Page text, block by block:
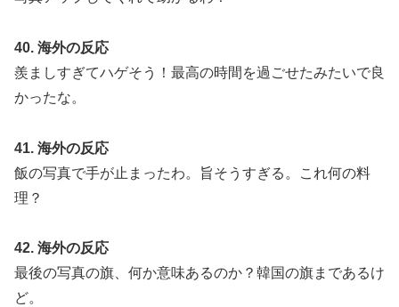
40. 海外の反応
羨ましすぎてハゲそう！最高の時間を過ごせたみたいで良
かったな。
41. 海外の反応
飯の写真で手が止まったわ。旨そうすぎる。これ何の料
理？
42. 海外の反応
最後の写真の旗、何か意味あるのか？韓国の旗まであるけ
ど。